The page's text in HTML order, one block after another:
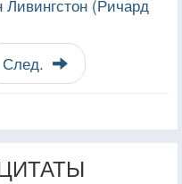
(Ричард
След.